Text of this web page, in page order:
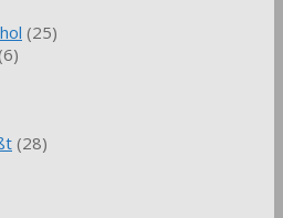
(25)
(28)